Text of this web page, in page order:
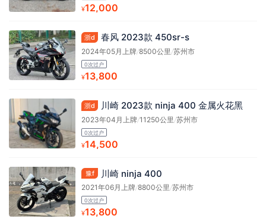
¥12,000
浙d 春风 2023款 450sr-s
2024年05月上牌/8500公里 /苏州市
0次过户
¥13,800
浙d 川崎 2023款 ninja 400 金属火花黑
2023年04月上牌/11250公里 /苏州市
0次过户
¥14,500
豫f 川崎 ninja 400
2021年06月上牌/8800公里/苏州市
0次过户
¥13,800